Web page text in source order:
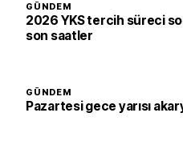
GÜNDEM
2026 YKS tercih süreci
son saatler
GÜNDEM
Pazartesi gece yarısı